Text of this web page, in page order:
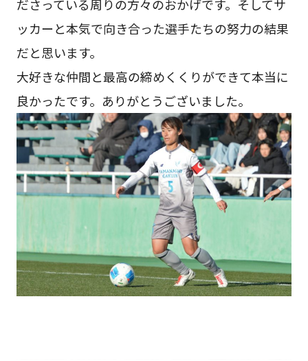
ださっている周りの方々のおかげです。そしてサ
ッカーと本気で向き合った選手たちの努力の結果
だと思います。
大好きな仲間と最高の締めくくりができて本当に
良かったです。ありがとうございました。